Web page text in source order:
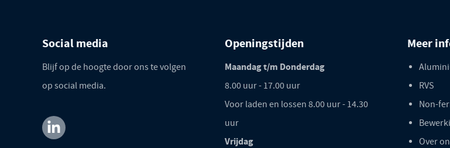
Social media
Blijf op de hoogte door ons te volgen
op social media.
Openingstijden
Maandag t/m Donderdag
8.00 uur - 17.00 uur
Voor laden en lossen 8.00 uur - 14.30
uur
Vrijdag
Meer
RVS
Non-
Over